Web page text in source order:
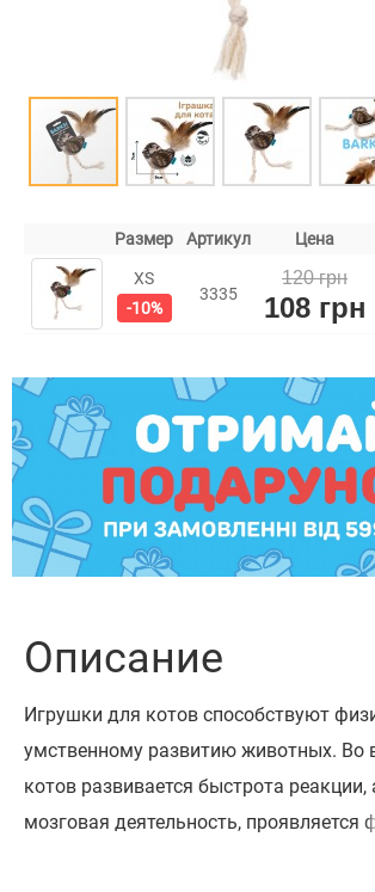
Размер Артикул Цена
XS
-10%
3335
120 грн
108 грн
Описание
Игрушки для котов способствуют
умственному развитию животных. Во
котов развивается быстрота реакции,
мозговая деятельность, проявляется